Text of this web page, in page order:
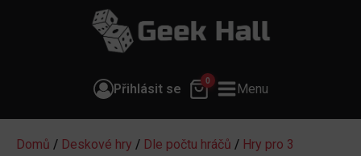
Přihlásit se
0
Menu
Domů / Deskové hry / Dle počtu hráčů / Hry pro 3